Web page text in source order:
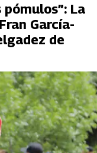
La
García-
de